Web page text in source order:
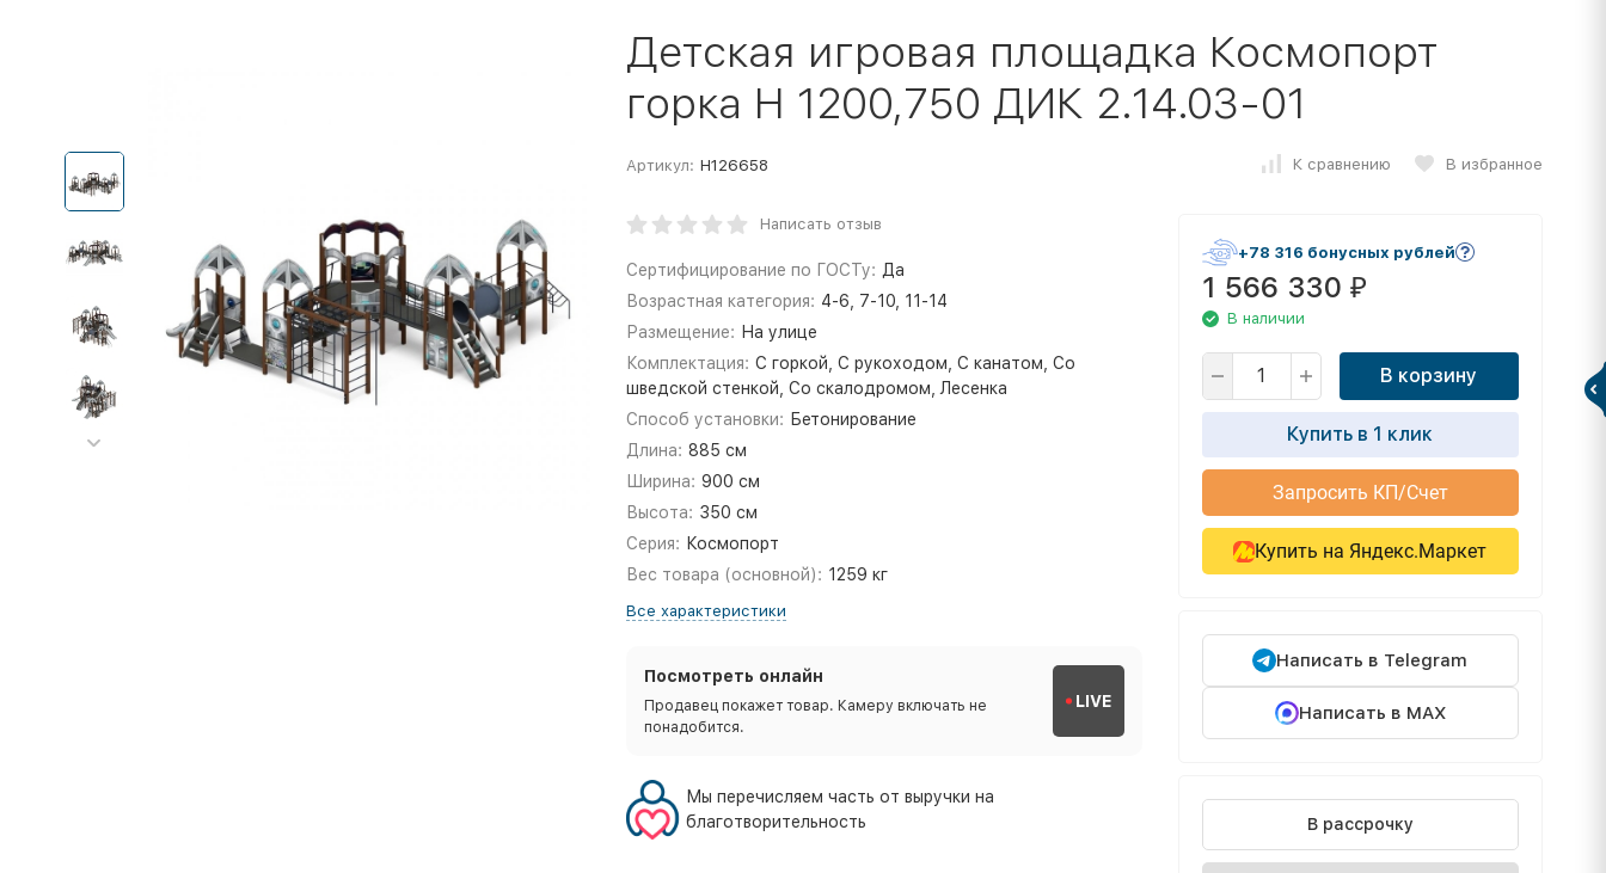
Детская игровая площадка Космопорт
горка Н 1200,750 ДИК 2.14.03-01
Артикул: Н126658 К сравнению В избранное
Написать отзыв
Сертифицирование по ГОСТу: Да
Возрастная категория: 4-6, 7-10, 11-14
Размещение: На улице
Комплектация: С горкой, С рукоходом, С канатом, Со
шведской стенкой, Со скалодромом, Лесенка
Способ установки: Бетонирование
Длина: 885 см
Ширина: 900 см
Высота: 350 см
Серия: Космопорт
Вес товара (основной): 1259 кг
Все характеристики
Посмотреть онлайн
Продавец покажет товар. Камеру включать не
понадобится.
LIVE
Мы перечисляем часть от выручки на
благотворительность
+78 316 бонусных рублей
1 566 330 ₽
В наличии
В корзину
Купить в 1 клик
Запросить КП/Счет
Купить на Яндекс.Маркет
Написать в Telegram
Написать в MAX
В рассрочку